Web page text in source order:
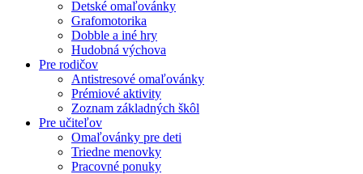
Detské omaľovánky
Grafomotorika
Dobble a iné hry
Hudobná výchova
Pre rodičov
Antistresové omaľovánky
Prémiové aktivity
Zoznam základných škôl
Pre učiteľov
Omaľovánky pre deti
Triedne menovky
Pracovné ponuky